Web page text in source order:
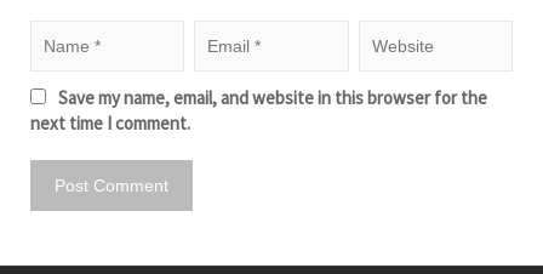
Save my name, email, and website in this browser for the
next time I comment.